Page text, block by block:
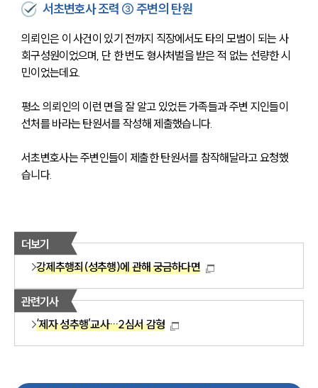
서초변호사 조력 ③ 주변의 탄원
의뢰인은 이 사건이 있기 전까지 직장에서도 타의 모범이 되는 사
회구성원이었으며, 단 한 번도 형사처벌을 받은 적 없는 선량한 시
민이었는데요.
평소 의뢰인의 이런 면을 잘 알고 있었든 가족들과 주변 지인들이
선처를 바라는 탄원서를 작성해 제출했습니다.
서초변호사는 주변인들이 제출한 탄원서를 참작해달라고 요청했
습니다.
더보기
강제추행죄(성추행)에 관해 궁금하다면
관련기사
‘제자 성추행’교사…2심서 감형